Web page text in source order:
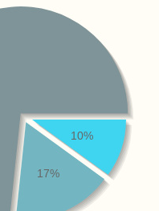
10%
17%